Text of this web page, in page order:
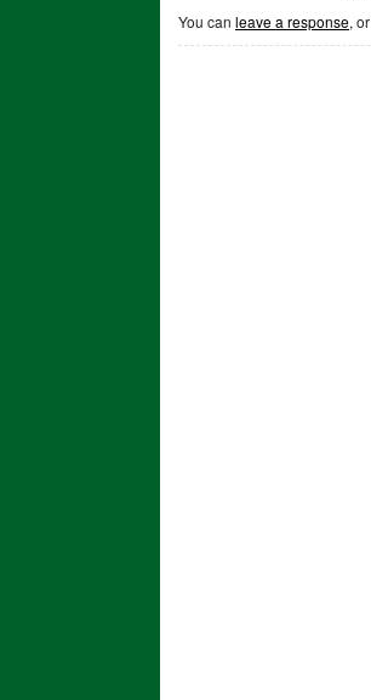
You can leave a response, or